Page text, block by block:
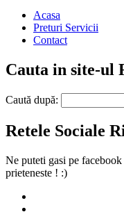
Acasa
Preturi Servicii
Contact
Cauta in site-ul
Caută după:
Retele Sociale
Ne puteti gasi pe
prieteneste ! :)